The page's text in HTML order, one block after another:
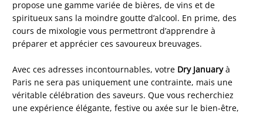
propose une gamme variée de bières, de vins et de
spiritueux sans la moindre goutte d’alcool. En prime, des
cours de mixologie vous permettront d’apprendre à
préparer et apprécier ces savoureux breuvages.
Avec ces adresses incontournables, votre Dry Januaryà
Paris ne sera pas uniquement une contrainte, mais une
véritable célébration des saveurs. Que vous recherchiez
une expérience élégante, festive ou axée sur le bien-être,